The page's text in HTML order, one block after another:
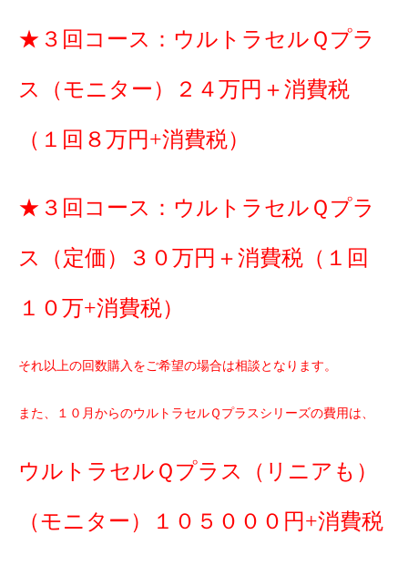
★３回コース：ウルトラセルＱプラ
ス（モニター）２４万円＋消費税
（１回８万円+消費税）
★３回コース：ウルトラセルＱプラ
ス（定価）３０万円＋消費税（１回
１０万+消費税）
それ以上の回数購入をご希望の場合は相談となります。
また、１０月からのウルトラセルＱプラスシリーズの費用は、
ウルトラセルＱプラス（リニアも）
（モニター）１０５０００円+消費税